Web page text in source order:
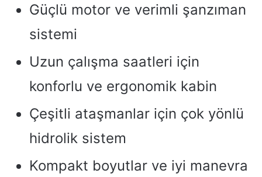
Güçlü motor ve verimli şanzıman
sistemi
Uzun çalışma saatleri için
konforlu ve ergonomik kabin
Çeşitli ataşmanlar için çok yönlü
hidrolik sistem
Kompakt boyutlar ve iyi manevra